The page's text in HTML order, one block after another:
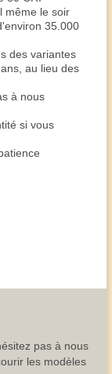
même le soir
35.000
des variantes
au lieu des
à nous
si vous
pas à nous
les modèles